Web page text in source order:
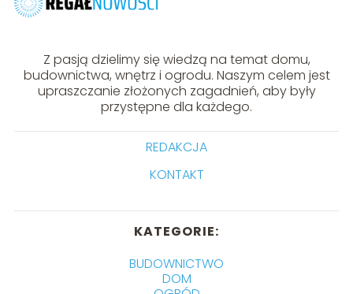
Z pasją dzielimy się wiedzą na temat domu,
budownictwa, wnętrz i ogrodu. Naszym celem jest
upraszczanie złożonych zagadnień, aby były
przystępne dla każdego.
REDAKCJA
KONTAKT
KATEGORIE:
BUDOWNICTWO
DOM